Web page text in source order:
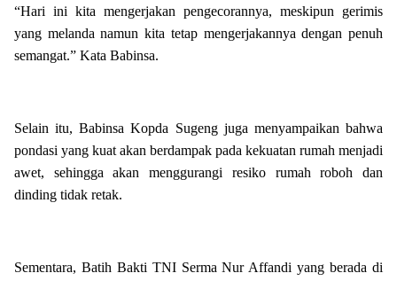
“Hari ini kita mengerjakan pengecorannya, meskipun gerimis
yang melanda namun kita tetap mengerjakannya dengan penuh
semangat.” Kata Babinsa.
Selain itu, Babinsa Kopda Sugeng juga menyampaikan bahwa
pondasi yang kuat akan berdampak pada kekuatan rumah menjadi
awet, sehingga akan menggurangi resiko rumah roboh dan
dinding tidak retak.
Sementara, Batih Bakti TNI Serma Nur Affandi yang berada di